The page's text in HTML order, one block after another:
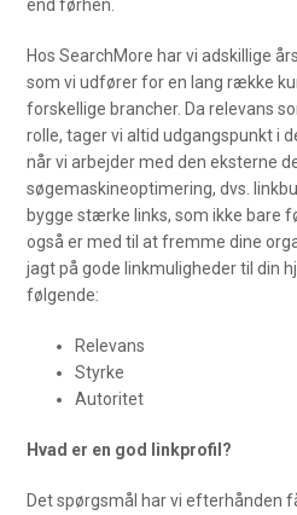
end førhen.
Hos SearchMore har vi adskillige
som vi udfører for en lang række
forskellige brancher. Da relevans
rolle, tager vi altid udgangspunkt i
når vi arbejder med den eksterne
søgemaskineoptimering, dvs.
bygge stærke links, som ikke bare
også er med til at fremme dine
jagt på gode linkmuligheder til din
følgende:
Relevans
Styrke
Autoritet
Hvad er en god linkprofil?
Det spørgsmål har vi efterhånden